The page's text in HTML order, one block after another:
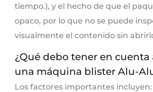
tiempo.), y el hecho de que el
opaco, por lo que no se puede
visualmente el contenido sin
¿Qué debo tener en cuenta
una máquina blister Alu-
Los factores importantes incluyen: